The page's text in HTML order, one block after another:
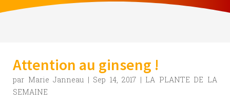
Attention au ginseng !
par Marie Janneau | Sep 14, 2017 | LA PLANTE DE LA
SEMAINE